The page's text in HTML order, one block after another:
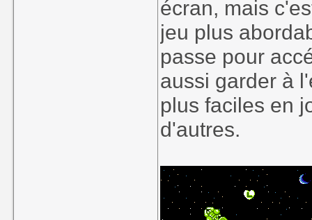
écran, mais
jeu plus
passe pour
aussi garder à
plus faciles en
d'autres.